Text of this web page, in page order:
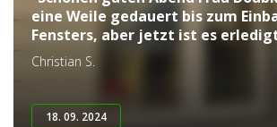
eine Weile gedauert bis zum
Fensters, aber jetzt ist es
Christian S.
18. 09. 2024